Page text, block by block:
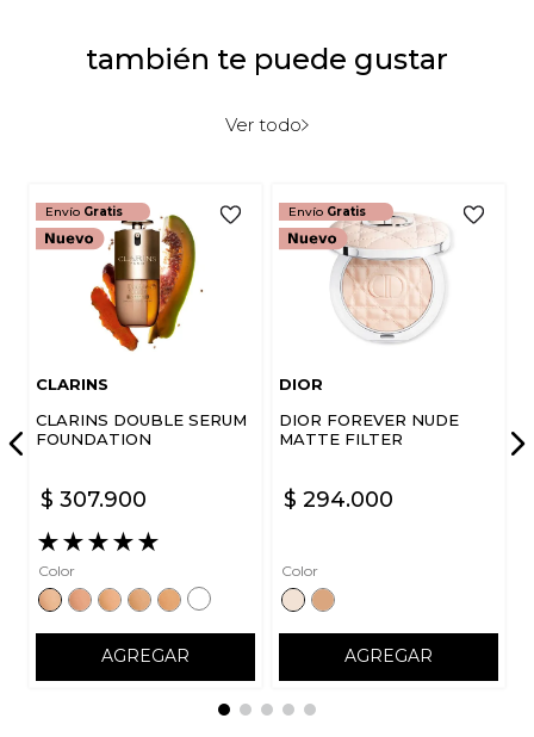
también te puede gustar
Ver todo
Envío Gratis
CLARINS
CLARINS DOUBLE SERUM
FOUNDATION
$ 307.900
★★★★★
Color
AGREGAR
Envío Gratis
DIOR
DIOR FOREVER NUDE
MATTE FILTER
$ 294.000
Color
AGREGAR